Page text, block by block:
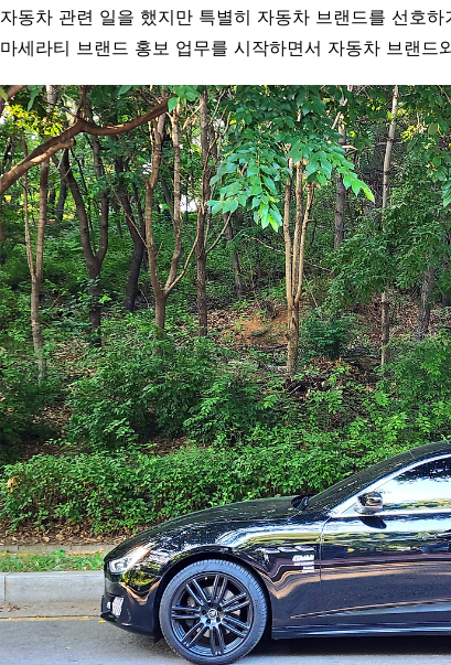
자동차 관련 일을 했지만 특별히 자동차 브랜드를 선호
마세라티 브랜드 홍보 업무를 시작하면서 자동차 브랜드